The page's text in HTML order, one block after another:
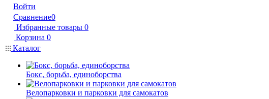
Войти
Сравнение0
Избранные товары 0
Корзина 0
Каталог
Бокс, борьба, единоборства
Велопарковки и парковки для самокатов